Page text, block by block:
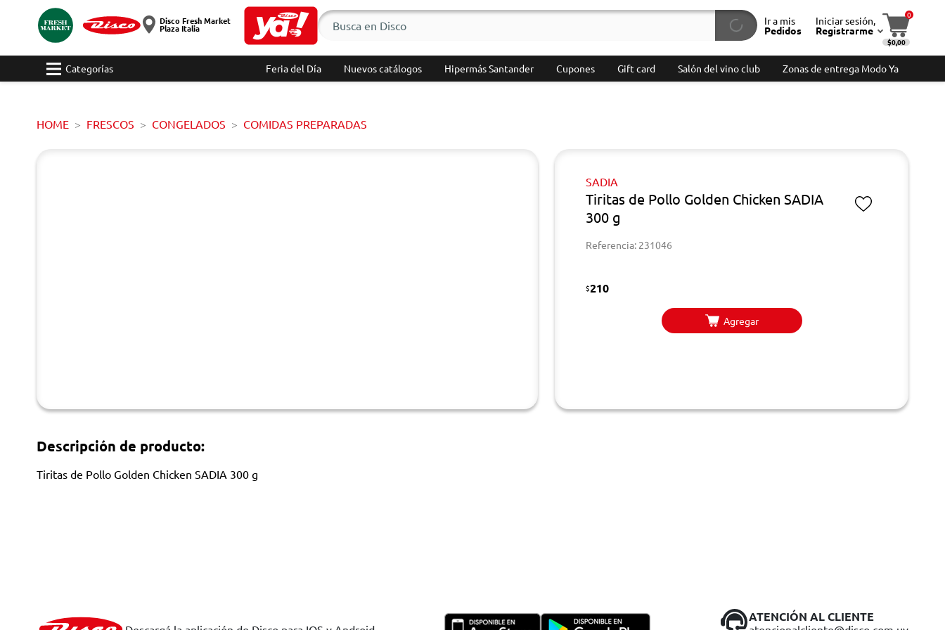
Disco Fresh Market
Plaza Italia
Ir a mis
Pedidos
Iniciar sesión,
Registrarme
0
$0,00
Categorías Feria del Día Nuevos catálogos Hipermás Santander Cupones Gift card Salón del vino club Zonas de entrega Modo Ya
HOME FRESCOS CONGELADOS COMIDAS PREPARADAS
SADIA
Tiritas de Pollo Golden Chicken SADIA
300 g
Referencia: 231046
$210
Agregar
Descripción de producto:
Tiritas de Pollo Golden Chicken SADIA 300 g
ATENCIÓN AL CLIENTE